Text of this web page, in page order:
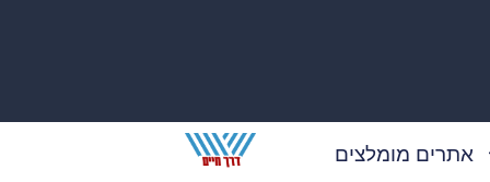
אתרים מומלצים